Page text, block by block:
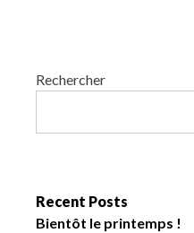
Rechercher
Recent Posts
Bientôt le printemps !